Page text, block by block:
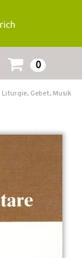
0
Liturgie, Gebet, Musik